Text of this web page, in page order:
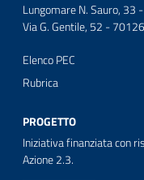
Lungomare N. Sauro, 33
Via G. Gentile, 52 -
Elenco PEC
Rubrica
PROGETTO
Iniziativa finanziata con
Azione 2.3.